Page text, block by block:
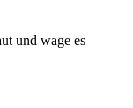
und wage es